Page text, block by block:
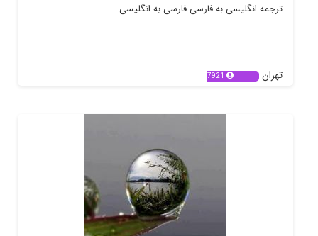
ترجمه انگلیسی به فارسی-فارسی به انگلیسی
تهران 7921